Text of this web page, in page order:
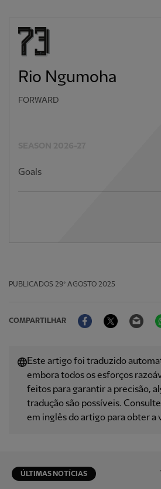
Rio Ngumoha
FORWARD
Goals
PUBLICADOS 29º AGOSTO 2025
COMPARTILHAR
FacebookTwitter
Este artigo foi traduzido
embora todos os esforços
feitos para garantir a precisão,
tradução são possíveis.
em inglês do artigo para obter a
ÚLTIMAS NOTÍCIAS